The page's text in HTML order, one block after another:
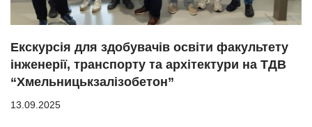
Екскурсія для здобувачів освіти факультету
інженерії, транспорту та архітектури на ТДВ
“Хмельницькзалізобетон”
13.09.2025